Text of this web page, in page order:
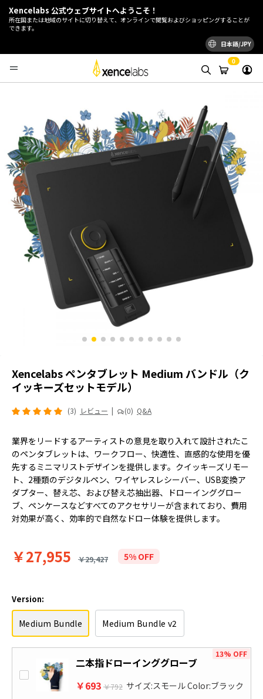
Xencelabs 公式ウェブサイトへようこそ！
所在国または地域のサイトに切り替えて、オンラインで閲覧およびショッピングすることが
できます。
日本語/JPY
0
Xencelabs ペンタブレット Medium バンドル（ク
イッキーズセットモデル）
(3) レビュー | (0) Q&A
業界をリードするアーティストの意見を取り入れて設計されたこ
のペンタブレットは、ワークフロー、快適性、直感的な使用を優
先するミニマリストデザインを提供します。クイッキーズリモー
ト、2種類のデジタルペン、ワイヤレスレシーバー、USB変換ア
ダプター、替え芯、および替え芯抽出器、ドローインググロー
ブ、ペンケースなどすべてのアクセサリーが含まれており、費用
対効果が高く、効率的で自然なドロー体験を提供します。
￥27,955 ￥29,427 5% OFF
Version:
Medium Bundle Medium Bundle v2
13% OFF
二本指ドローインググローブ
￥693 ￥792 サイズ:スモール Color:ブラック